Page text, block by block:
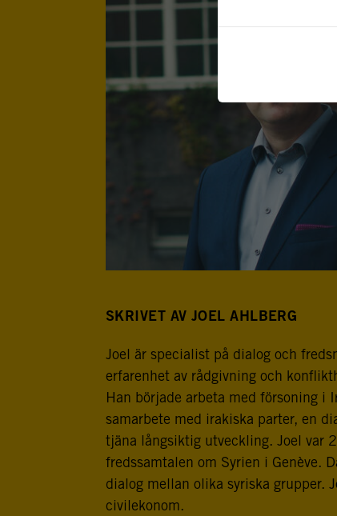
SKRIVET AV JOEL AHLBERG
Joel är specialist på dialog och
erfarenhet av rådgivning och
Han började arbeta med försoning i
samarbete med irakiska parter, en
tjäna långsiktig utveckling. Joel var
fredssamtalen om Syrien i Genève.
dialog mellan olika syriska grupper.
civilekonom.